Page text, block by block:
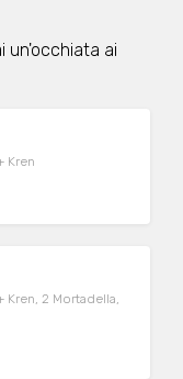
un'occhiata ai
Kren
Kren, 2 Mortadella,